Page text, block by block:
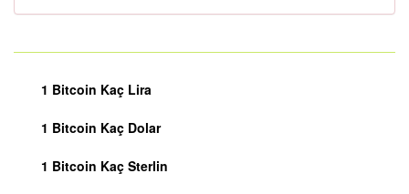
1 Bitcoin Kaç Lira
1 Bitcoin Kaç Dolar
1 Bitcoin Kaç Sterlin